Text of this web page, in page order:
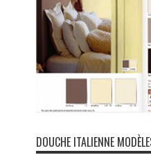
DOUCHE ITALIENNE